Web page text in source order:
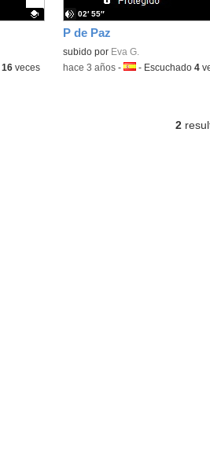
16veces
P de Paz
Contenido educativo.
subido por Eva G.
02′ 55″
-hace 3 años- Idioma:
- Escuchado 4
2